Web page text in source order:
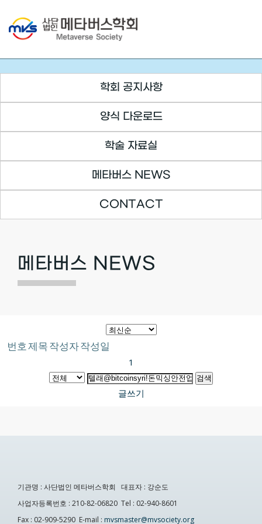
to
content
학회 공지사항
양식 다운로드
학술 자료실
메타버스 NEWS
CONTACT
메타버스 NEWS
번호제목작성자작성일
1
검색
글쓰기
기관명 : 사단법인 메타버스학회 대표자 : 강순도
사업자등록번호 : 210-82-06820 Tel : 02-940-8601
Fax : 02-909-5290 E-mail : mvsmaster@mvsociety.org